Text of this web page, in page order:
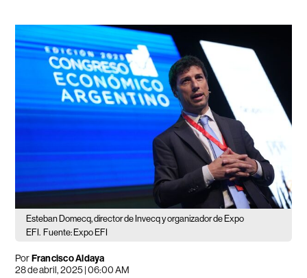
Esteban Domecq, director de Invecq y organizador de Expo
EFI. Fuente: Expo EFI
PorFrancisco Aldaya
28 de abril, 2025 | 06:00 AM